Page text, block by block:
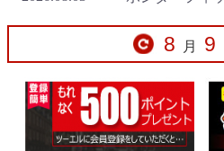
8 月 9